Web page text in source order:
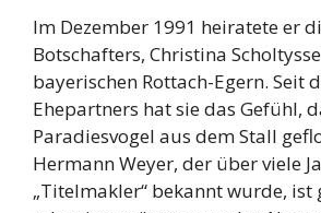
Im Dezember 1991 heiratete er
Botschafters, Christina
bayerischen Rottach-Egern. Seit
Ehepartners hat sie das Gefühl,
Paradiesvogel aus dem Stall
Hermann Weyer, der über viele
„Titelmakler“ bekannt wurde, ist